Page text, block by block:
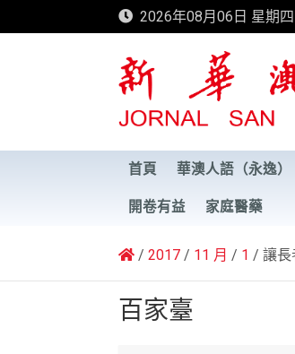
to
2026年08月06日 星期四
新華澳報
首頁 華澳人語（永逸）
開卷有益 家庭醫藥
2017 11 月 1 讓長
百家臺